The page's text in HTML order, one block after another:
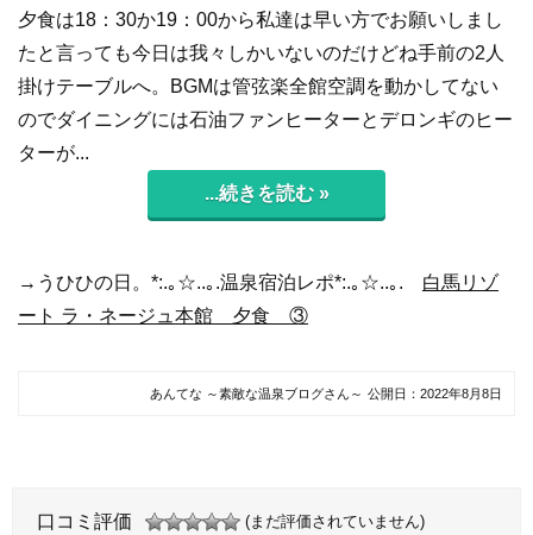
夕食は18：30か19：00から私達は早い方でお願いしまし
たと言っても今日は我々しかいないのだけどね手前の2人
掛けテーブルへ。BGMは管弦楽全館空調を動かしてない
のでダイニングには石油ファンヒーターとデロンギのヒー
ターが...
...続きを読む »
→うひひの日。*:.｡☆..｡.温泉宿泊レポ*:.｡☆..｡. 白馬リゾ
ート ラ・ネージュ本館 夕食 ③
あんてな ～素敵な温泉ブログさん～ 公開日： 2022年8月8日
口コミ評価 (まだ評価されていません)